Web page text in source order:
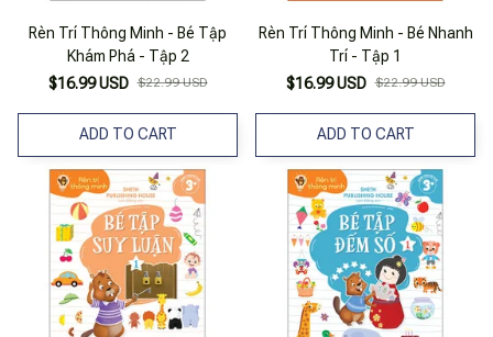
Rèn Trí Thông Minh - Bé Tập
Khám Phá - Tập 2
$16.99 USD $22.99 USD
ADD TO CART
Rèn Trí Thông Minh - Bé Nhanh
Trí - Tập 1
$16.99 USD $22.99 USD
ADD TO CART